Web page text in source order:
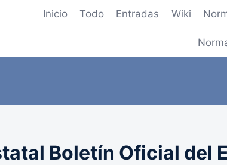
Inicio Todo Entradas Wiki
Boletín Oficial del